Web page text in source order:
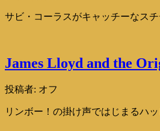
サビ・コーラスがキャッチーなス
James Lloyd and the
投稿者: オフ
リンボー！の掛け声ではじまるハ